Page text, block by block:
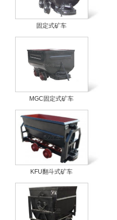
固定式矿车
MGC固定式矿车
KFU翻斗式矿车